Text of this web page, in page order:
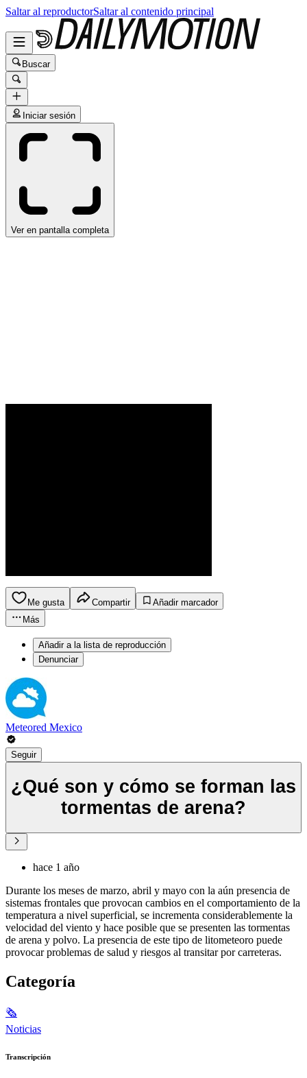
Saltar al reproductorSaltar al contenido principal
Buscar
Iniciar sesión
Ver en pantalla completa
Me gusta Compartir
Añadir marcador
Más
Añadir a la lista de reproducción
Denunciar
Meteored Mexico
Seguir
¿Qué son y cómo se forman las
tormentas de arena?
hace 1 año
Durante los meses de marzo, abril y mayo con la aún presencia de
sistemas frontales que provocan cambios en el comportamiento de la
temperatura a nivel superficial, se incrementa considerablemente la
velocidad del viento y hace posible que se presenten las tormentas
de arena y polvo. La presencia de este tipo de litometeoro puede
provocar problemas de salud y riesgos al transitar por carreteras.
Categoría
🗞
Noticias
Transcripción